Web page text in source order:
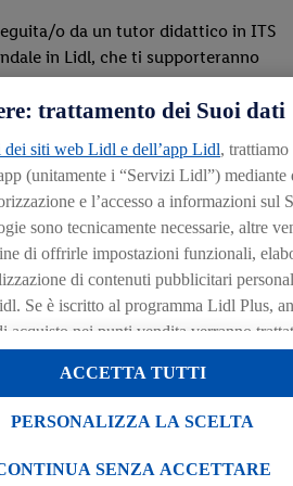
o da un tutor didattico in ITS
in Lidl, che ti supporteranno
dei due anni, avrai l'opportunità di
in Lidl Italia, con ottime
vale davvero.
Candidati subito!
trattamento dei Suoi dati
dei siti web Lidl e dell’app Lidl,
(unitamente i “Servizi Lidl”) mediante
e l’accesso a informazioni sul
sono tecnicamente necessarie, altre
di offrirle impostazioni funzionali,
di contenuti pubblicitari
Se è iscritto al programma Lidl Plus,
acquisto nei punti vendita verranno
scelta” può gestire singolarmente le
ulteriori informazioni in merito al
Ulteriori informazioni, comprese quelle
SENZA ACCETTARE
PERSONALIZZA LA SCELTA
ACCETTA TUTTI